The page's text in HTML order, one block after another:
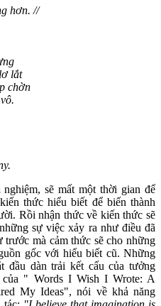
hơn. //
lắt
chờn
sẽ mất một thời gian để
thức hiểu biết để biến thành
Rồi nhận thức về kiến thức sẽ
sự việc xảy ra như điều đã
mà cảm thức sẽ cho những
gốc với hiểu biết cũ. Những
đầu dàn trải kết cấu của tưởng
của " Words I Wish I Wrote: A
My Ideas", nói về khả năng